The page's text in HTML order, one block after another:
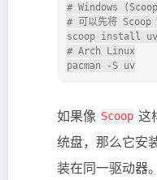
# Windows
# 可以先将 Scoop
scoop install uv
# Arch Linux
如果像 Scoop 这
统盘，那么它安
装在同一驱动器。